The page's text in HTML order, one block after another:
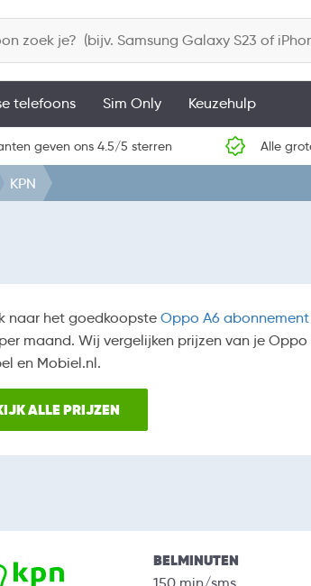
telefoons Sim Only Keuzehulp
geven ons 4.5/5 sterren Alle
KPN
naar het goedkoopste Oppo A6 abonnement
maand. Wij vergelijken prijzen van je
en Mobiel.nl.
ALLE PRIJZEN
BELMINUTEN